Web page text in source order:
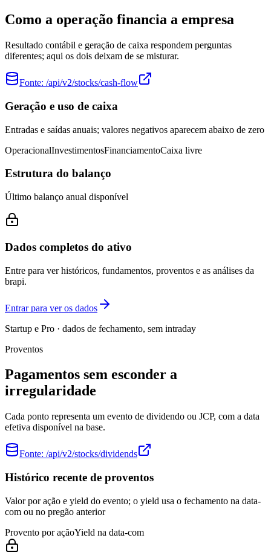
Como a operação financia a empresa
Resultado contábil e geração de caixa respondem perguntas
diferentes; aqui os dois deixam de se misturar.
Fonte: /api/v2/stocks/cash-flow
Geração e uso de caixa
Entradas e saídas anuais; valores negativos aparecem abaixo de zero
OperacionalInvestimentosFinanciamentoCaixa livre
Estrutura do balanço
Último balanço anual disponível
Dados completos do ativo
Entre para ver históricos, fundamentos, proventos e as análises da
brapi.
Entrar para ver os dados
Startup e Pro · dados de fechamento, sem intraday
Proventos
Pagamentos sem esconder a
irregularidade
Cada ponto representa um evento de dividendo ou JCP, com a data
efetiva disponível na base.
Fonte: /api/v2/stocks/dividends
Histórico recente de proventos
Valor por ação e yield do evento; o yield usa o fechamento na data-
com ou no pregão anterior
Provento por açãoYield na data-com